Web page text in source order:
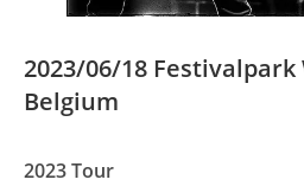
2023/06/18
Belgium
2023 Tour